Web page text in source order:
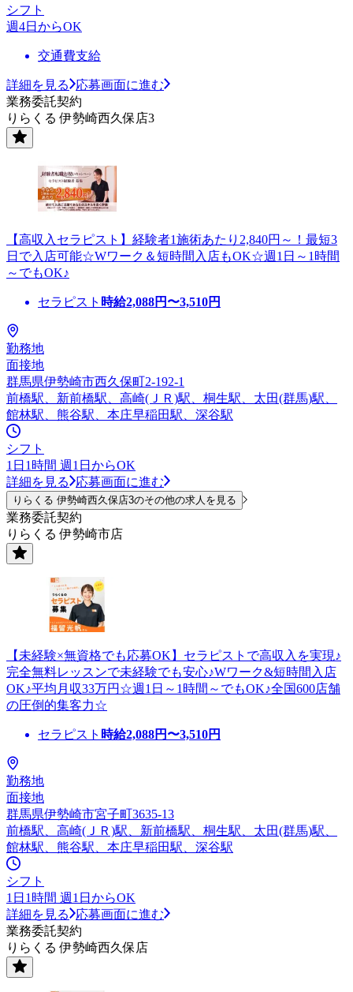
シフト
週4日からOK
交通費支給
詳細を見る
応募画面に進む
業務委託契約
りらくる 伊勢崎西久保店3
【高収入セラピスト】経験者1施術あたり2,840円～！最短3
日で入店可能☆Wワーク＆短時間入店もOK☆週1日～1時間
～でもOK♪
セラピスト 時給2,088円〜3,510円
勤務地
面接地
群馬県伊勢崎市西久保町2-192-1
前橋駅、新前橋駅、高崎(ＪＲ)駅、桐生駅、太田(群馬)駅、
館林駅、熊谷駅、本庄早稲田駅、深谷駅
シフト
1日1時間 週1日からOK
詳細を見る
応募画面に進む
りらくる 伊勢崎西久保店3のその他の求人を見る
業務委託契約
りらくる 伊勢崎市店
【未経験×無資格でも応募OK】セラピストで高収入を実現♪
完全無料レッスンで未経験でも安心♪Wワーク&短時間入店
OK♪平均月収33万円☆週1日～1時間～でもOK♪全国600店舗
の圧倒的集客力☆
セラピスト 時給2,088円〜3,510円
勤務地
面接地
群馬県伊勢崎市宮子町3635-13
前橋駅、高崎(ＪＲ)駅、新前橋駅、桐生駅、太田(群馬)駅、
館林駅、熊谷駅、本庄早稲田駅、深谷駅
シフト
1日1時間 週1日からOK
詳細を見る
応募画面に進む
業務委託契約
りらくる 伊勢崎西久保店